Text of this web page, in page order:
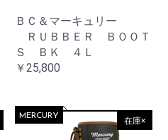
ＢＣ＆マーキュリー
ＲＵＢＢＥＲ ＢＯＯＴ
Ｓ ＢＫ ４Ｌ
￥25,800
在庫×
MERCURY